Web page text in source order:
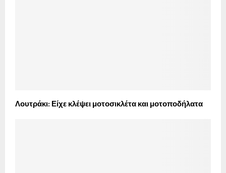
Λουτράκι: Είχε κλέψει μοτοσικλέτα και μοτοποδήλατα